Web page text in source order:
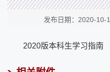
发布日期：2020-
2020版本科生学习指南